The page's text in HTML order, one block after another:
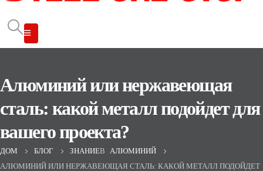
Алюминий или нержавеющая
сталь: какой металл подойдет для
вашего проекта?
ДОМ БЛОГ ЗНАНИЕВ
АЛЮМИНИЙ
АЛЮМИНИЙ ИЛИ НЕРЖАВЕЮЩАЯ СТАЛЬ: КАКОЙ МЕТАЛЛ ПОДОЙДЕТ